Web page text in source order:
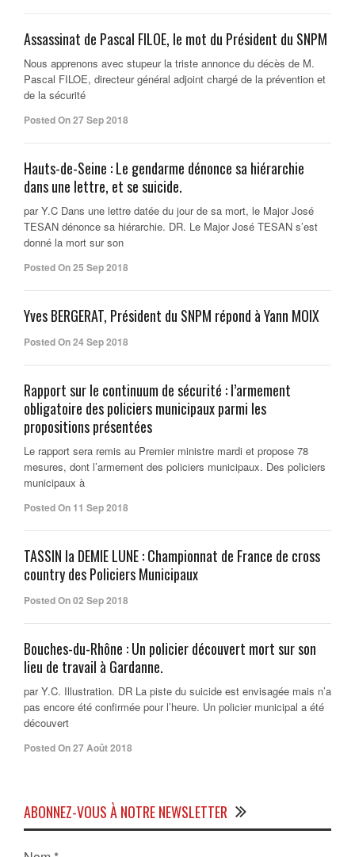
Assassinat de Pascal FILOE, le mot du Président du SNPM
Nous apprenons avec stupeur la triste annonce du décès de M.
Pascal FILOE, directeur général adjoint chargé de la prévention et
de la sécurité
Posted On 27 Sep 2018
Hauts-de-Seine : Le gendarme dénonce sa hiérarchie
dans une lettre, et se suicide.
par Y.C Dans une lettre datée du jour de sa mort, le Major José
TESAN dénonce sa hiérarchie. DR. Le Major José TESAN s’est
donné la mort sur son
Posted On 25 Sep 2018
Yves BERGERAT, Président du SNPM répond à Yann MOIX
Posted On 24 Sep 2018
Rapport sur le continuum de sécurité : l’armement
obligatoire des policiers municipaux parmi les
propositions présentées
Le rapport sera remis au Premier ministre mardi et propose 78
mesures, dont l’armement des policiers municipaux. Des policiers
municipaux à
Posted On 11 Sep 2018
TASSIN la DEMIE LUNE : Championnat de France de cross
country des Policiers Municipaux
Posted On 02 Sep 2018
Bouches-du-Rhône : Un policier découvert mort sur son
lieu de travail à Gardanne.
par Y.C. Illustration. DR La piste du suicide est envisagée mais n’a
pas encore été confirmée pour l’heure. Un policier municipal a été
découvert
Posted On 27 Août 2018
ABONNEZ-VOUS À NOTRE NEWSLETTER